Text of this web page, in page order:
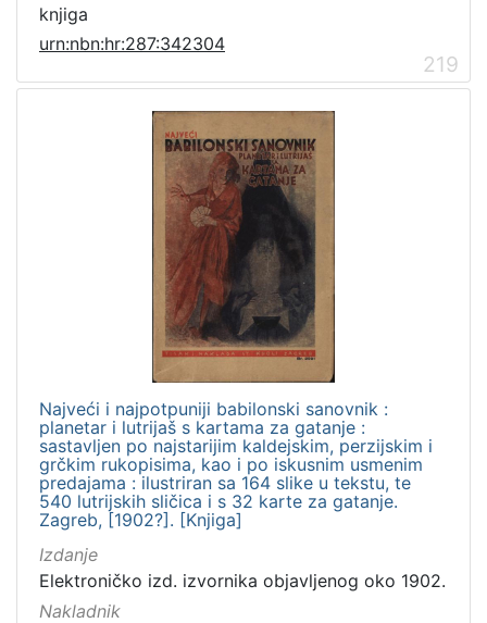
knjiga
urn:nbn:hr:287:342304
219
Najveći i najpotpuniji babilonski sanovnik :
planetar i lutrijaš s kartama za gatanje :
sastavljen po najstarijim kaldejskim, perzijskim i
grčkim rukopisima, kao i po iskusnim usmenim
predajama : ilustriran sa 164 slike u tekstu, te
540 lutrijskih sličica i s 32 karte za gatanje.
Zagreb, [1902?]. [Knjiga]
Izdanje
Elektroničko izd. izvornika objavljenog oko 1902.
Nakladnik